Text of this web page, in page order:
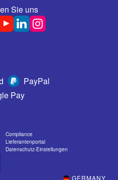
Sie uns
PayPal
Pay
Compliance
Lieferantenportal
Datenschutz-Einstellungen
GERMANY